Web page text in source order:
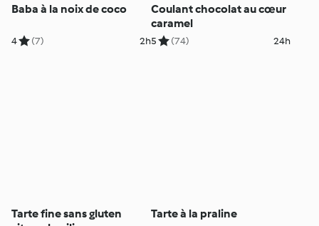
Baba à la noix de coco
4 (7) 2h
Coulant chocolat au cœur
caramel
5 (74) 24h
Tarte fine sans gluten
Tarte à la praline